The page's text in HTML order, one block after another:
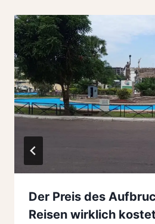
Der Preis des
Reisen wirklich kostet